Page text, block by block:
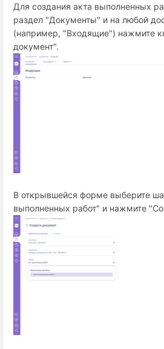
Для создания акта выполненных
раздел "Документы" и на любой
(например, "Входящие") нажмите
документ".
В открывшейся форме выберите
выполненных работ" и нажмите